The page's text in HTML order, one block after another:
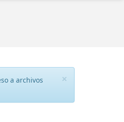
×
a archivos